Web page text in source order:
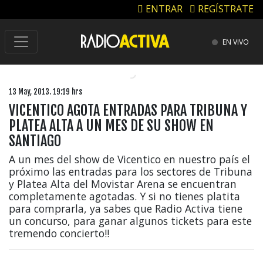
ENTRAR REGÍSTRATE
EN VIVO
13 May, 2013. 19:19 hrs
VICENTICO AGOTA ENTRADAS PARA TRIBUNA Y
PLATEA ALTA A UN MES DE SU SHOW EN
SANTIAGO
A un mes del show de Vicentico en nuestro país el
próximo las entradas para los sectores de Tribuna
y Platea Alta del Movistar Arena se encuentran
completamente agotadas. Y si no tienes platita
para comprarla, ya sabes que Radio Activa tiene
un concurso, para ganar algunos tickets para este
tremendo concierto!!